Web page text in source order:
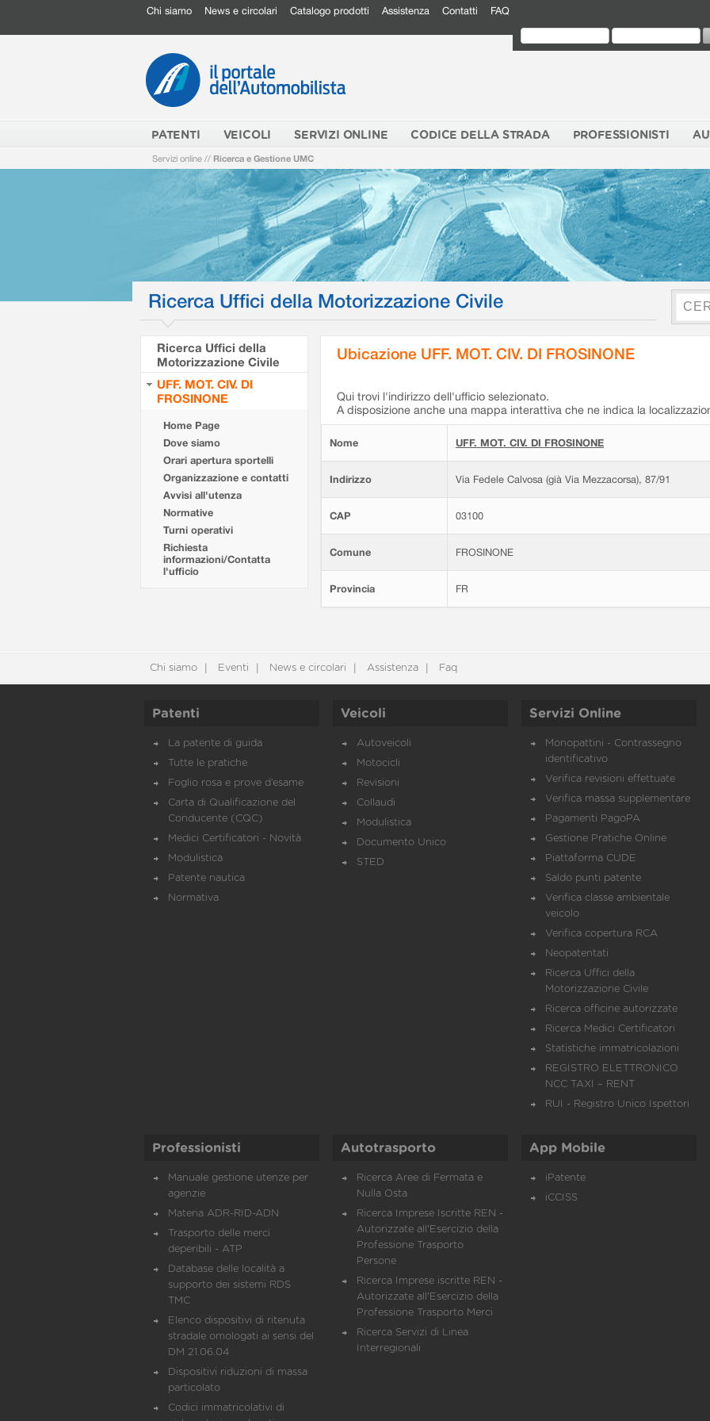
Chi siamo News e circolari Catalogo prodotti Assistenza Contatti FAQ
PATENTI VEICOLI SERVIZI ONLINE CODICE DELLA STRADA PROFESSIONISTI
Servizi online // Ricerca e Gestione UMC
Ricerca Uffici della Motorizzazione Civile
Ricerca Uffici della
Motorizzazione Civile
UFF. MOT. CIV. DI
FROSINONE
Home Page
Dove siamo
Orari apertura sportelli
Organizzazione e contatti
Avvisi all'utenza
Normative
Turni operativi
Richiesta
informazioni/Contatta
l'ufficio
Ubicazione UFF. MOT. CIV. DI FROSINONE
Qui trovi l'indirizzo dell'ufficio selezionato.
A disposizione anche una mappa interattiva che ne indica la
Nome UFF. MOT. CIV. DI FROSINONE
Indirizzo Via Fedele Calvosa (già Via Mezzacorsa), 87/91
CAP 03100
Comune FROSINONE
Provincia FR
Chi siamo Eventi News e circolari Assistenza Faq
Patenti
La patente di guida
Tutte le pratiche
Foglio rosa e prove d’esame
Carta di Qualificazione del
Conducente (CQC)
Medici Certificatori - Novità
Modulistica
Patente nautica
Normativa
Veicoli
Autoveicoli
Motocicli
Revisioni
Collaudi
Modulistica
Documento Unico
STED
Servizi Online
Monopattini - Contrassegno
identificativo
Verifica revisioni effettuate
Verifica massa supplementare
Pagamenti PagoPA
Gestione Pratiche Online
Piattaforma CUDE
Saldo punti patente
Verifica classe ambientale
veicolo
Verifica copertura RCA
Neopatentati
Ricerca Uffici della
Motorizzazione Civile
Ricerca officine autorizzate
Ricerca Medici Certificatori
Statistiche immatricolazioni
REGISTRO ELETTRONICO
NCC TAXI – RENT
RUI - Registro Unico Ispettori
Professionisti
Manuale gestione utenze per
agenzie
Materia ADR-RID-ADN
Trasporto delle merci
deperibili - ATP
Database delle località a
supporto dei sistemi RDS
TMC
Elenco dispositivi di ritenuta
stradale omologati ai sensi del
DM 21.06.04
Dispositivi riduzioni di massa
particolato
Codici immatricolativi di
Autotrasporto
Ricerca Aree di Fermata e
Nulla Osta
Ricerca Imprese Iscritte REN -
Autorizzate all'Esercizio della
Professione Trasporto
Persone
Ricerca Imprese iscritte REN -
Autorizzate all'Esercizio della
Professione Trasporto Merci
Ricerca Servizi di Linea
Interregionali
App Mobile
iPatente
iCCISS